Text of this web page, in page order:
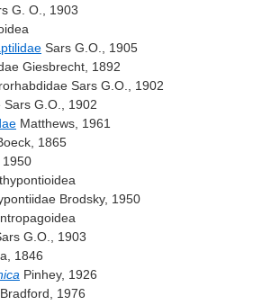
G. O., 1903
Sars G.O., 1905
Giesbrecht, 1892
Sars G.O., 1902
Sars G.O., 1902
Matthews, 1961
1865
1950
Brodsky, 1950
G.O., 1903
1846
Pinhey, 1926
Bradford, 1976